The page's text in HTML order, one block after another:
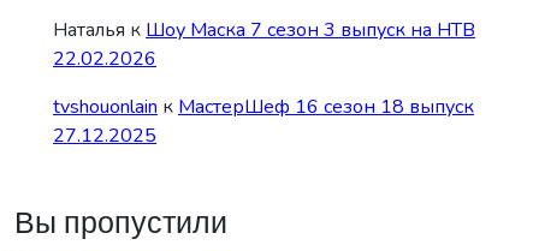
Наталья к Шоу Маска 7 сезон 3 выпуск на НТВ
22.02.2026
tvshouonlain к МастерШеф 16 сезон 18 выпуск
27.12.2025
Вы пропустили